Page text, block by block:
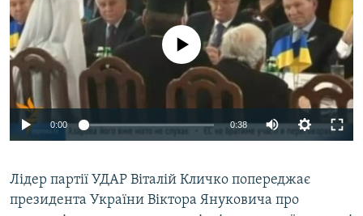
СПЕЦПРОЕКТИ
ДЕПОРТАЦІЯ
ВІДЕОУРОКИ «ELIFBE»
СВІДЧЕННЯ ОКУПАЦІЇ
УКРАЇНСЬКА ПРОБЛЕМА КРИМУ
ЯК ОБІЙТИ БЛОКУВАННЯ
Русский
Qırımtatar
No media source currently available
0:00 0:38
Лідер партії УДАР Віталій Кличко попереджає
президента України Віктора Януковича про